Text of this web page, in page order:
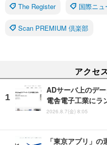
The Register 国際ニュ
Scan PREMIUM 倶楽部
アクセ
ADサーバ上のデ
電舎電子工業にラ
2026.8.7(金) 8:05
「東京アプリ」